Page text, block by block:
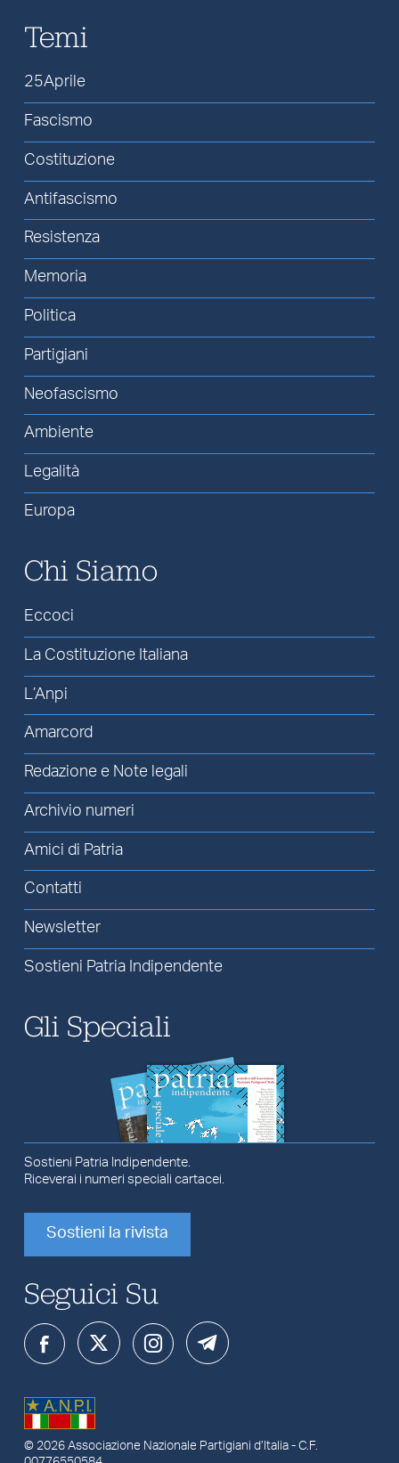
Temi
25Aprile
Fascismo
Costituzione
Antifascismo
Resistenza
Memoria
Politica
Partigiani
Neofascismo
Ambiente
Legalità
Europa
Chi Siamo
Eccoci
La Costituzione Italiana
L’Anpi
Amarcord
Redazione e Note legali
Archivio numeri
Amici di Patria
Contatti
Newsletter
Sostieni Patria Indipendente
Gli Speciali
Sostieni Patria Indipendente.
Riceverai i numeri speciali cartacei.
Sostieni la rivista
Seguici Su
© 2026 Associazione Nazionale Partigiani d’Italia- C.F.